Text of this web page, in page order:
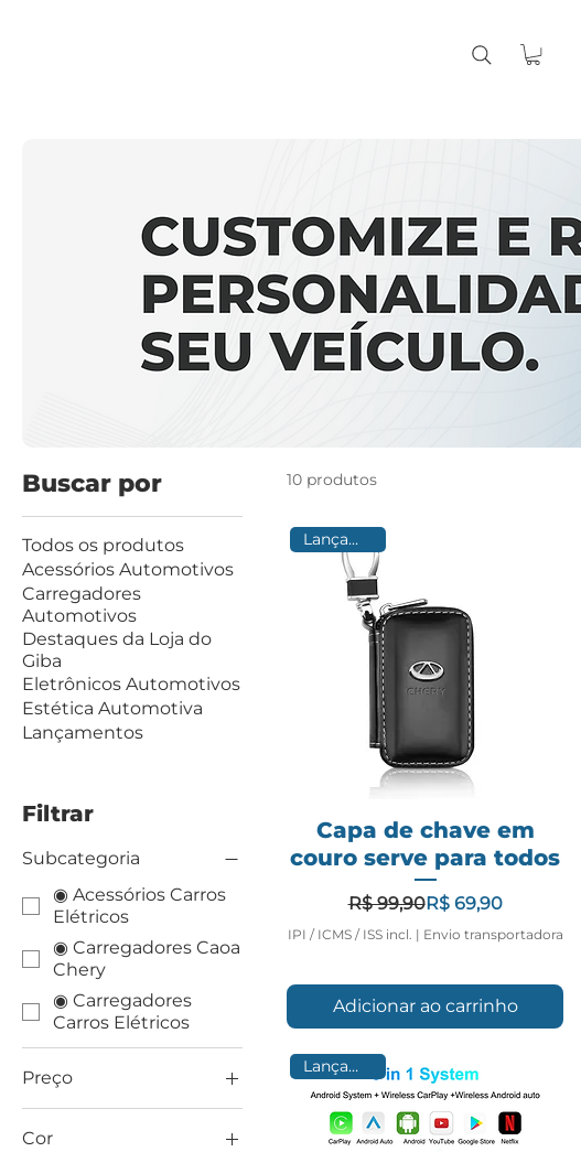
Buscar por
Todos os produtos
Acessórios Automotivos
Carregadores
Automotivos
Destaques da Loja do
Giba
Eletrônicos Automotivos
Estética Automotiva
Lançamentos
Filtrar
Subcategoria
◉ Acessórios Carros
Elétricos
◉ Carregadores Caoa
Chery
◉ Carregadores
Carros Elétricos
Preço
R$ 49 R$ 3.690
Cor
10 produtos
Lançamento
Capa de chave em
couro serve para todos
Preço normal
R$ 99,90Preço promocional
R$ 69,90
IPI / ICMS / ISS incl. | Envio transportadora
Adicionar ao carrinho
Lançamento